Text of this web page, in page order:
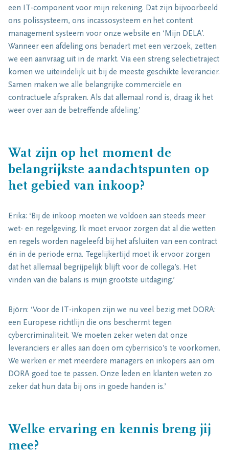
een IT-component voor mijn rekening. Dat zijn bijvoorbeeld
ons polissysteem, ons incassosysteem en het content
management systeem voor onze website en ‘Mijn DELA’.
Wanneer een afdeling ons benadert met een verzoek, zetten
we een aanvraag uit in de markt. Via een streng selectietraject
komen we uiteindelijk uit bij de meeste geschikte leverancier.
Samen maken we alle belangrijke commerciële en
contractuele afspraken. Als dat allemaal rond is, draag ik het
weer over aan de betreffende afdeling.’
Wat zijn op het moment de
belangrijkste aandachtspunten op
het gebied van inkoop?
Erika: ‘Bij de inkoop moeten we voldoen aan steeds meer
wet- en regelgeving. Ik moet ervoor zorgen dat al die wetten
en regels worden nageleefd bij het afsluiten van een contract
én in de periode erna. Tegelijkertijd moet ik ervoor zorgen
dat het allemaal begrijpelijk blijft voor de collega’s. Het
vinden van die balans is mijn grootste uitdaging.’
Björn: ‘Voor de IT-inkopen zijn we nu veel bezig met DORA:
een Europese richtlijn die ons beschermt tegen
cybercriminaliteit. We moeten zeker weten dat onze
leveranciers er alles aan doen om cyberrisico’s te voorkomen.
We werken er met meerdere managers en inkopers aan om
DORA goed toe te passen. Onze leden en klanten weten zo
zeker dat hun data bij ons in goede handen is.’
Welke ervaring en kennis breng jij
mee?